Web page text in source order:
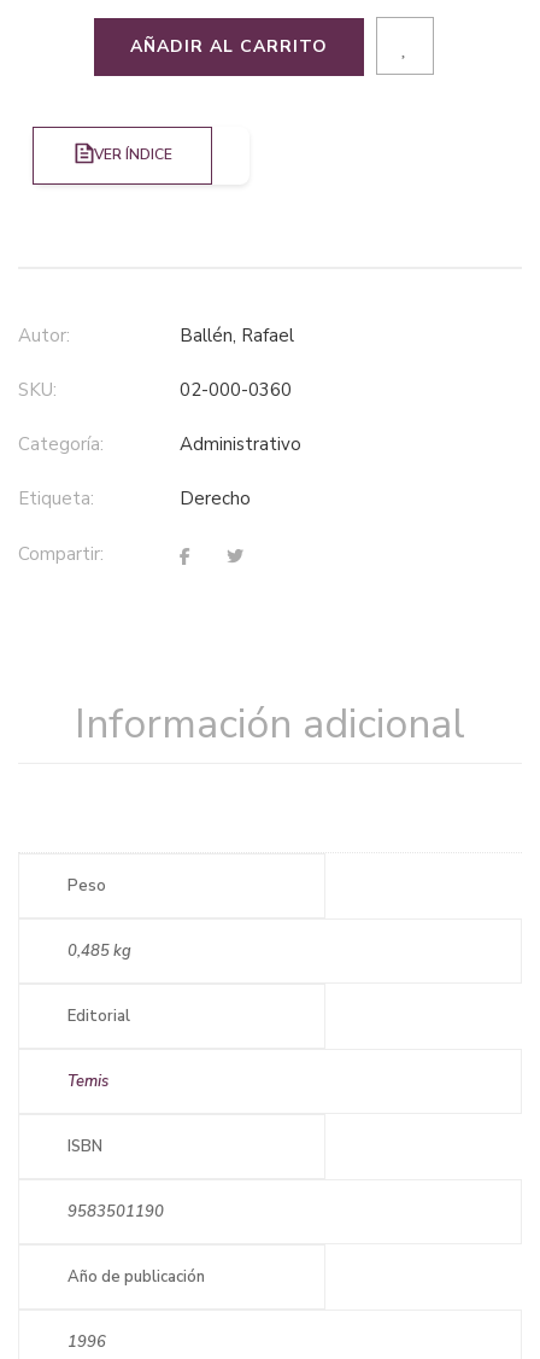
AÑADIR AL CARRITO
VER ÍNDICE
Autor: Ballén, Rafael
SKU: 02-000-0360
Categoría: administrativo
Etiqueta: derecho
Compartir:
Información adicional
Peso
0,485 kg
Editorial
Temis
ISBN
9583501190
Año de publicación
1996